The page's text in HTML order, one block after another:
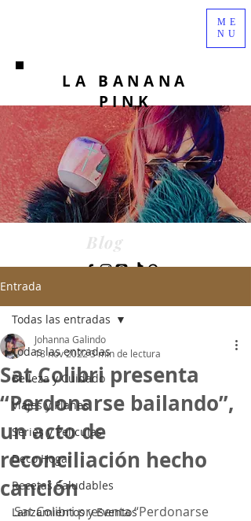
LA BANANA
PINK
ME
NU
Blog
Entrada
Todas las entradas
Belleza y Cuidado
Viajes y Planes
Series y Peliculas
Deco Hogar
Recetas Saludables
Lanzamientos y Eventos
Todas las entradas
Sat Colibri presenta
“Perdonarse bailando”,
un acto de
reconciliación hecho
canción
Johanna Galindo
18 nov 20223 min de lectura
Sat Colibri presenta “Perdonarse